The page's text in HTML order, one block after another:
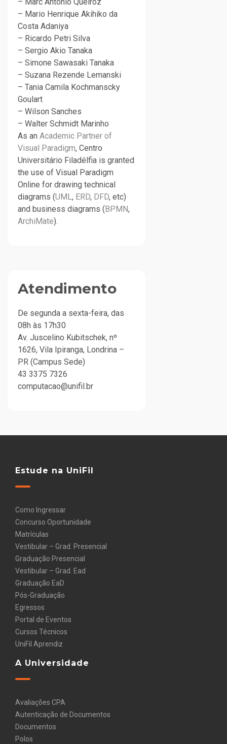
– Mario Henrique Akihiko da
Costa Adaniya
– Ricardo Petri Silva
– Sergio Akio Tanaka
– Simone Sawasaki Tanaka
– Suzana Rezende Lemanski
– Tania Camila Kochmanscky
Goulart
– Wilson Sanches
– Walter Schmidt Marinho
As an Academic Partner of
Visual Paradigm, Centro
Universitário Filadélfia is granted
the use of Visual Paradigm
Online for drawing technical
diagrams (UML, ERD, DFD, etc)
and business diagrams (BPMN,
ArchiMate).
Atendimento
De segunda a sexta-feira, das
08h às 17h30
Av. Juscelino Kubitschek, nº
1626, Vila Ipiranga, Londrina –
PR (Campus Sede)
43 3375 7326
computacao@unifil.br
Estude na UniFil
Como Ingressar
Concurso Oportunidade
Matrículas
Vestibular – Grad. Presencial
Graduação Presencial
Vestibular – Grad. Ead
Graduação EaD
Pós-Graduação
Egressos
Portal de Eventos
Cursos Técnicos
UniFil Aprendiz
A Universidade
Avaliações CPA
Autenticação de Documentos
Documentos
Polos